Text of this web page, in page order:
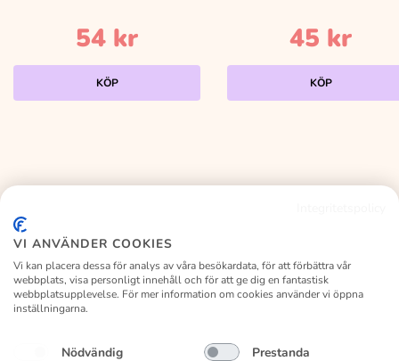
54 kr
KÖP
45 kr
KÖP
VI ANVÄNDER COOKIES
Vi kan placera dessa för analys av våra besökardata, för att förbättra vår
webbplats, visa personligt innehåll och för att ge dig en fantastisk
webbplatsupplevelse. För mer information om cookies använder vi öppna
inställningarna.
Nödvändig Prestanda